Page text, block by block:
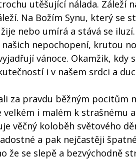
utěšující nálada.
Na Božím Synu, který se
nebo umírá a stává se
nepochopení, krutou
vánoce. Okamžik,
i v našem srdci a
za pravdu běžným pocitům
i malém k strašnému
věčný koloběh světového
a pak nejčastěji
že se slepě a bezvýchodně